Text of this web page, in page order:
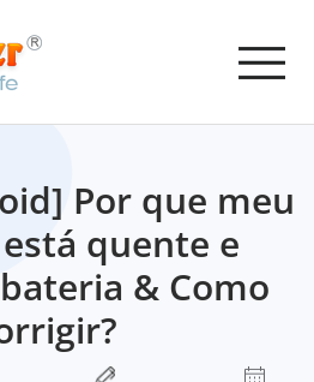
Por que meu
quente e
& Como